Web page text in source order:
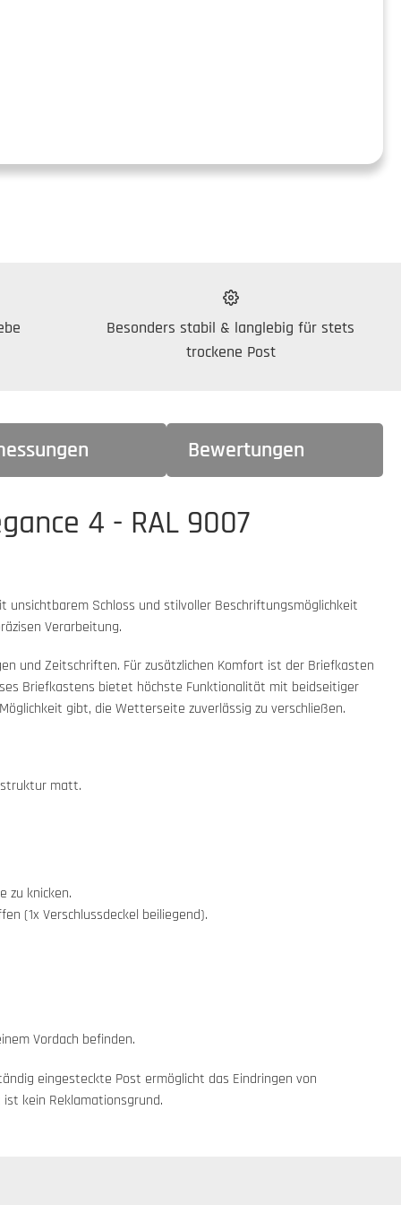
Besonders stabil & langlebig für stets
trockene Post
Bewertungen
4 - RAL 9007
Schloss und stilvoller Beschriftungsmöglichkeit
Verarbeitung.
und Zeitschriften. Für zusätzlichen Komfort ist der Briefkasten
Briefkastens bietet höchste Funktionalität mit beidseitiger
gibt, die Wetterseite zuverlässig zu verschließen.
matt.
zu knicken.
(1x Verschlussdeckel beiliegend).
Vordach befinden.
eingesteckte Post ermöglicht das Eindringen von
kein Reklamationsgrund.